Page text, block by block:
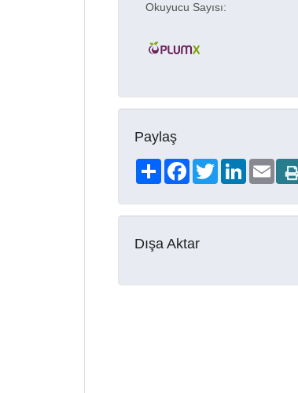
Okuyucu Sayısı:
Paylaş
ShareFacebookTwitterLinkedIn
Email
Dışa Aktar